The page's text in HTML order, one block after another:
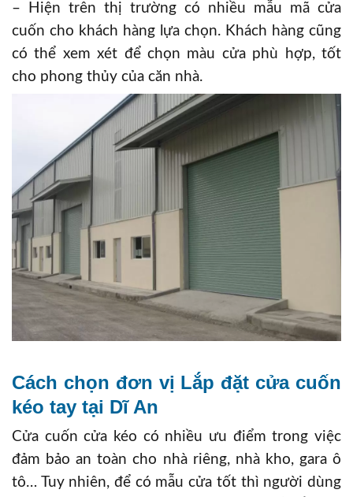
– Hiện trên thị trường có nhiều mẫu mã cửa
cuốn cho khách hàng lựa chọn. Khách hàng cũng
có thể xem xét để chọn màu cửa phù hợp, tốt
cho phong thủy của căn nhà.
Cách chọn đơn vị Lắp đặt cửa cuốn
kéo tay tại Dĩ An
Cửa cuốn cửa kéo có nhiều ưu điểm trong việc
đảm bảo an toàn cho nhà riêng, nhà kho, gara ô
tô… Tuy nhiên, để có mẫu cửa tốt thì người dùng